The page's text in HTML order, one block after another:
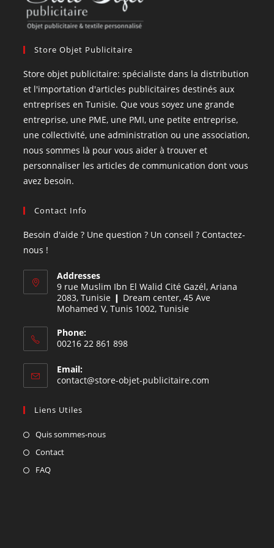
Store Objet Publicitaire
Store objet publicitaire: spécialiste dans la distribution
et l'importation d'articles publicitaires destinés aux
entreprises en Tunisie. Que vous soyez une grande
entreprise, une PME, une PMI, une petite entreprise,
une collectivité, une administration ou une association,
nous sommes là pour vous aider à trouver et
personnaliser les articles de communication dont vous
avez besoin.
Contact Info
Besoin d'aide ? Une question ? Un conseil ? Contactez-
nous !
Addresses
9 rue Muslim Ibn El Walid Cité Gazél, Ariana
2083, Tunisie ❙ Dream center, 45 Ave
Mohamed V, Tunis 1002, Tunisie
Phone:
00216 22 861 898
Email:
contact@store-objet-publicitaire.com
Liens Utiles
Quis sommes-nous
Contact
FAQ